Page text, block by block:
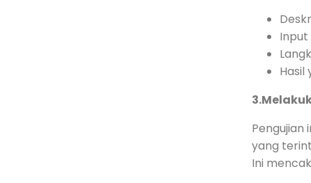
Input
Hasil
yang
Ini